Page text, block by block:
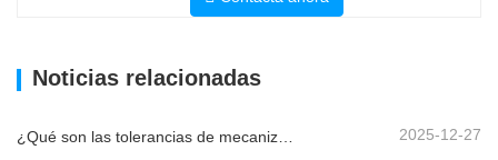
Noticias relacionadas
¿Qué son las tolerancias de mecanizado CNC y por qué son importantes? 2025-12-27